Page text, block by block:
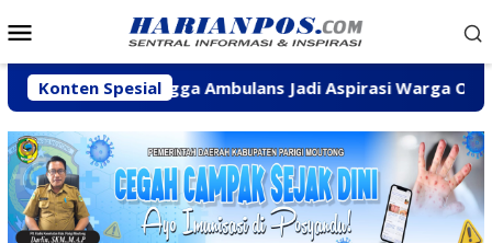
ke
Mobile
Konten Spesial
Talud hingga Ambulans Jadi Aspirasi Warga Ongka